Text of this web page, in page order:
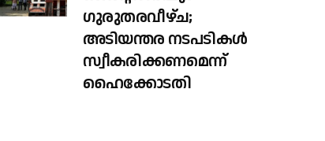
ഗുരുതരവീഴ്ച;
അടിയന്തര നടപടികൾ
സ്വീകരിക്കണമെന്ന്
ഹൈക്കോടതി